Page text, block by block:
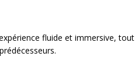
fluide et immersive, tout